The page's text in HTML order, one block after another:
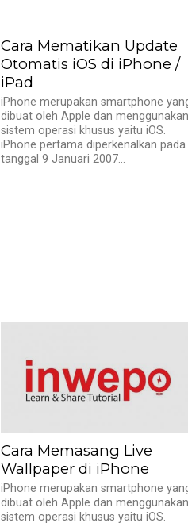
Cara Mematikan Update
Otomatis iOS di iPhone /
iPad
iPhone merupakan smartphone
dibuat oleh Apple dan
sistem operasi khusus yaitu iOS.
iPhone pertama diperkenalkan pada
tanggal 9 Januari 2007...
Cara Memasang Live
Wallpaper di iPhone
iPhone merupakan smartphone
dibuat oleh Apple dan
sistem operasi khusus yaitu iOS.